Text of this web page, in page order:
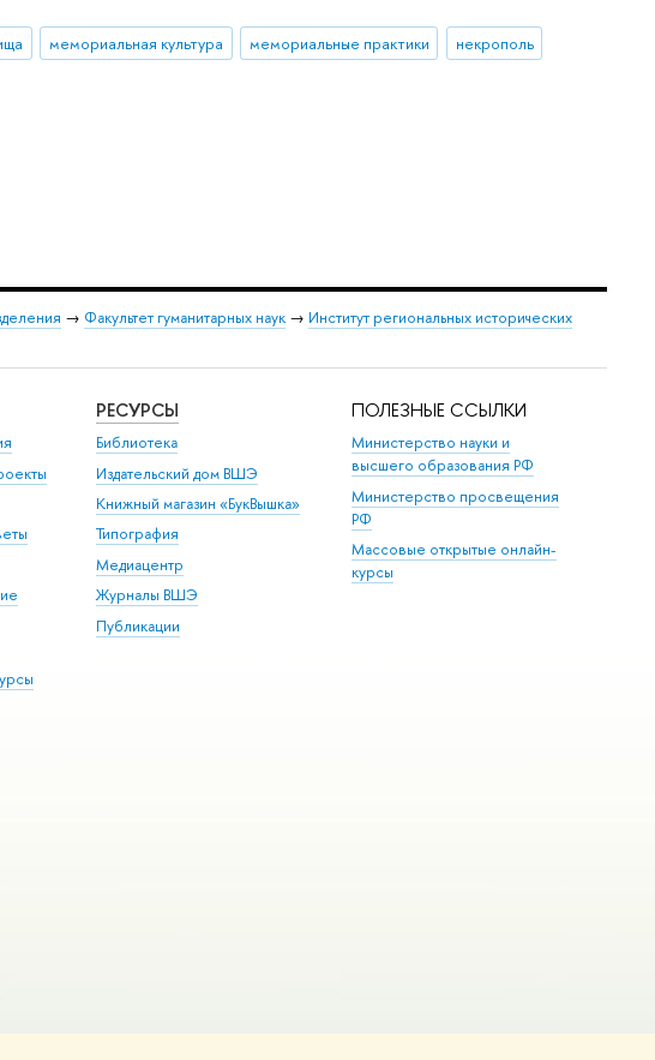
мемориальная культура мемориальные практики
некрополь
→ Факультет гуманитарных наук → Институт региональных исторических
РЕСУРСЫ
Библиотека
Издательский дом ВШЭ
Книжный магазин «БукВышка»
Типография
Медиацентр
Журналы ВШЭ
Публикации
ПОЛЕЗНЫЕ ССЫЛКИ
Министерство науки и
высшего образования РФ
Министерство просвещения
РФ
Массовые открытые онлайн-
курсы